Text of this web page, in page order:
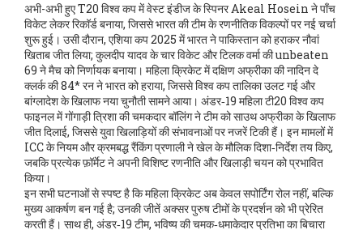
अभी-अभी हुए T20 विश्व कप में वेस्ट इंडीज के स्पिनर Akeal Hosein ने पाँच
विकेट लेकर रिकॉर्ड बनाया, जिससे भारत की टीम के रणनीतिक विकल्पों पर नई चर्चा
शुरू हुई। उसी दौरान, एशिया कप 2025 में भारत ने पाकिस्तान को हराकर नौवां
खिताब जीत लिया; कुलदीप यादव के चार विकेट और टिलक वर्मा की unbeaten
69 ने मैच को निर्णायक बनाया। महिला क्रिकेट में दक्षिण अफ्रीका की नादिन दे
क्लर्क की 84* रन ने भारत को हराया, जिससे विश्व कप तालिका उलट गई और
बांग्लादेश के खिलाफ नया चुनौती सामने आया। अंडर‑19 महिला टी20 विश्व कप
फाइनल में गोंगाड़ी त्रिशा की चमकदार बॉलिंग ने टीम को साउथ अफ्रीका के खिलाफ
जीत दिलाई, जिससे युवा खिलाड़ियों की संभावनाओं पर नजरें टिकी हैं। इन मामलों में
ICCके नियम और क्रमबद्ध रैंकिंग प्रणाली ने खेल के मौलिक दिशा‑निर्देश तय किए,
जबकि प्रत्येक फ़ॉर्मेट ने अपनी विशिष्ट रणनीति और खिलाड़ी चयन को प्रभावित
किया।
इन सभी घटनाओं से स्पष्ट है किमहिला क्रिकेटअब केवल सपोर्टिंग रोल नहीं, बल्कि
मुख्य आकर्षण बन गई है; उनकी जीतें अक्सर पुरुष टीमों के प्रदर्शन को भी प्रेरित
करती हैं। साथ ही, अंडर‑19 टीम, भविष्य की चमक‑धमाकेदार प्रतिभा का बिचारा